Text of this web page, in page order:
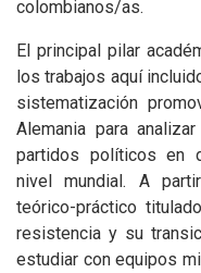
colombianos/as.
El principal pilar
los trabajos aquí
sistematización
Alemania para
partidos políticos en
nivel mundial. A
teórico-práctico
resistencia y su
estudiar con equipos